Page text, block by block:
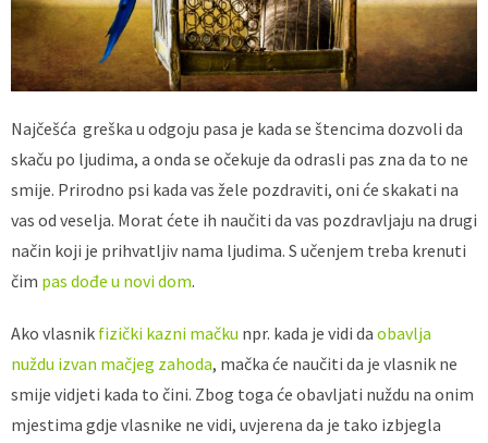
Najčešća greška u odgoju pasa je kada se štencima dozvoli da
skaču po ljudima, a onda se očekuje da odrasli pas zna da to ne
smije. Prirodno psi kada vas žele pozdraviti, oni će skakati na
vas od veselja. Morat ćete ih naučiti da vas pozdravljaju na drugi
način koji je prihvatljiv nama ljudima. S učenjem treba krenuti
čim pas dođe u novi dom.
Ako vlasnik fizički kazni mačku npr. kada je vidi da obavlja
nuždu izvan mačjeg zahoda, mačka će naučiti da je vlasnik ne
smije vidjeti kada to čini. Zbog toga će obavljati nuždu na onim
mjestima gdje vlasnike ne vidi, uvjerena da je tako izbjegla